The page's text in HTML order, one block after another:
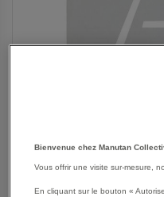
Bienvenue chez Manutan
Vous offrir une visite sur-mesure,
En cliquant sur le bouton «